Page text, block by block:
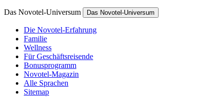
Das Novotel-Universum Das Novotel-Universum
Die Novotel-Erfahrung
Familie
Wellness
Für Geschäftsreisende
Bonusprogramm
Novotel-Magazin
Alle Sprachen
Sitemap